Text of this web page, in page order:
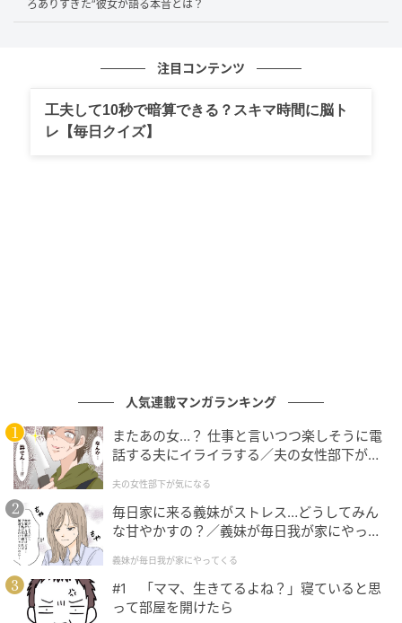
ーのジャンボたかお」と回答。理由についても、
こいつちょっと来たなと思ってね」
びとか、そういうのは見たことない」とも苦笑してい
ました。
見ていないとしつつも、石塚さんが「ちょっと来た
な」と感じる存在であることはたしか。今後、グルメ
ロケの場でどんな個性を見せてくれるのか、ますます
気になるところです。
次の記事
#1 「ママ、生きてるよね？」寝ていると思
って部屋を開けたら
ろありすぎた”彼女が語る本音とは？
注目コンテンツ
工夫して10秒で暗算できる？スキマ時間に脳ト
レ【毎日クイズ】
人気連載マンガランキング
またあの女…？ 仕事と言いつつ楽しそうに電
話する夫にイライラする／夫の女性部下が気
夫の女性部下が気になる
毎日家に来る義妹がストレス…どうしてみん
な甘やかすの？／義妹が毎日我が家にやって
が】
義妹が毎日我が家にやってくる
#1 「ママ、生きてるよね？」寝ていると思
って部屋を開けたら